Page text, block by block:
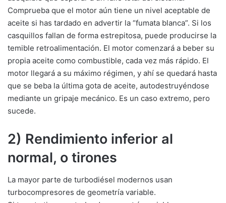
Comprueba que el motor aún tiene un nivel aceptable de
aceite si has tardado en advertir la “fumata blanca”. Si los
casquillos fallan de forma estrepitosa, puede producirse la
temible retroalimentación. El motor comenzará a beber su
propia aceite como combustible, cada vez más rápido. El
motor llegará a su máximo régimen, y ahí se quedará hasta
que se beba la última gota de aceite, autodestruyéndose
mediante un gripaje mecánico. Es un caso extremo, pero
sucede.
2) Rendimiento inferior al
normal, o tirones
La mayor parte de turbodiésel modernos usan
turbocompresores de geometría variable.